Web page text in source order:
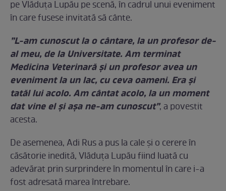
pe Vlăduța Lupău pe scenă, în cadrul unui eveniment
în care fusese invitată să cânte.
”L-am cunoscut la o cântare, la un profesor de-
al meu, de la Universitate. Am terminat
Medicina Veterinară și un profesor avea un
eveniment la un lac, cu ceva oameni. Era și
tatăl lui acolo. Am cântat acolo, la un moment
dat vine el și așa ne-am cunoscut”, a povestit
acesta.
De asemenea, Adi Rus a pus la cale și o cerere în
căsătorie inedită, Vlăduța Lupău fiind luată cu
adevărat prin surprindere în momentul în care i-a
fost adresată marea întrebare.